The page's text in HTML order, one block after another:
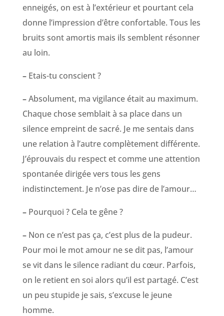
enneigés, on est à l’extérieur et pourtant cela
donne l’impression d’être confortable. Tous les
bruits sont amortis mais ils semblent résonner
au loin.
– Etais-tu conscient ?
–Absolument, ma vigilance était au maximum.
Chaque chose semblait à sa place dans un
silence empreint de sacré. Je me sentais dans
une relation à l’autre complètement différente.
J’éprouvais du respect et comme une attention
spontanée dirigée vers tous les gens
indistinctement. Je n’ose pas dire de l’amour…
– Pourquoi ? Cela te gêne ?
– Non ce n’est pas ça, c’est plus de la pudeur.
Pour moi le mot amour ne se dit pas, l’amour
se vit dans le silence radiant du cœur. Parfois,
on le retient en soi alors qu’il est partagé. C’est
un peu stupide je sais, s’excuse le jeune
homme.